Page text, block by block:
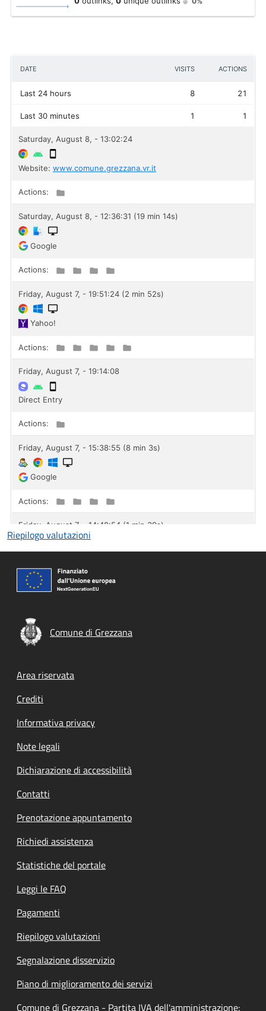
Riepilogo valutazioni
Comune di Grezzana
Footer menu
Area riservata
Crediti
Informativa privacy
Note legali
Dichiarazione di accessibilità
Contatti
Prenotazione appuntamento
Richiedi assistenza
Statistiche del portale
Leggi le FAQ
Pagamenti
Riepilogo valutazioni
Segnalazione disservizio
Piano di miglioramento dei servizi
Comune di Grezzana - Partita IVA dell'amministrazione: